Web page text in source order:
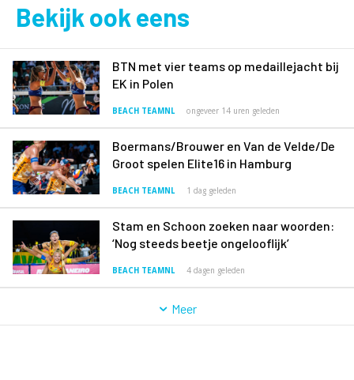
Bekijk ook eens
BTN met vier teams op medaillejacht bij
EK in Polen
BEACH TEAMNL ongeveer 14 uren geleden
Boermans/Brouwer en Van de Velde/De
Groot spelen Elite16 in Hamburg
BEACH TEAMNL 1 dag geleden
Stam en Schoon zoeken naar woorden:
‘Nog steeds beetje ongelooflijk’
BEACH TEAMNL 4 dagen geleden
Meer